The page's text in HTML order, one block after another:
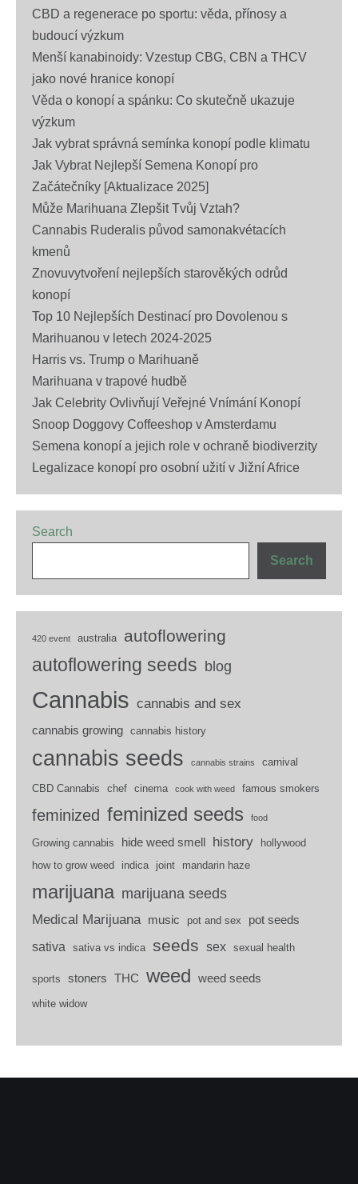
CBD a regenerace po sportu: věda, přínosy a
budoucí výzkum
Menší kanabinoidy: Vzestup CBG, CBN a THCV
jako nové hranice konopí
Věda o konopí a spánku: Co skutečně ukazuje
výzkum
Jak vybrat správná semínka konopí podle klimatu
Jak Vybrat Nejlepší Semena Konopí pro
Začátečníky [Aktualizace 2025]
Může Marihuana Zlepšit Tvůj Vztah?
Cannabis Ruderalis původ samonakvétacích
kmenů
Znovuvytvoření nejlepších starověkých odrůd
konopí
Top 10 Nejlepších Destinací pro Dovolenou s
Marihuanou v letech 2024-2025
Harris vs. Trump o Marihuaně
Marihuana v trapové hudbě
Jak Celebrity Ovlivňují Veřejné Vnímání Konopí
Snoop Doggovy Coffeeshop v Amsterdamu
Semena konopí a jejich role v ochraně biodiverzity
Legalizace konopí pro osobní užití v Jižní Africe
Search
Search
420 event australia autoflowering
autoflowering seeds blog
Cannabis cannabis and sex
cannabis growing cannabis history
cannabis seeds cannabis strains carnival
CBD Cannabis chef cinema cook with weed famous smokers
feminized feminized seeds food
Growing cannabis hide weed smell history
hollywood
how to grow weed
indica joint mandarin haze
marijuana marijuana seeds
Medical Marijuana
music pot and sex pot seeds
sativa sativa vs indica seeds sex sexual health
sports stoners THC weed weed seeds
white widow